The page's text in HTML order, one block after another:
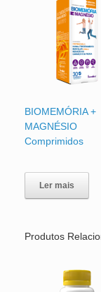
BIOMEMÓRIA +
MAGNÉSIO
Comprimidos
Ler mais
Produtos